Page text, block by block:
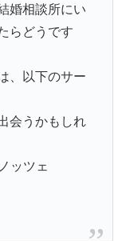
婚相談所にい
らどうです
、以下のサー
会うかもしれ
ッツェ